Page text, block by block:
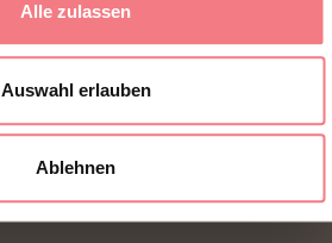
Alle zulassen
Auswahl erlauben
Ablehnen